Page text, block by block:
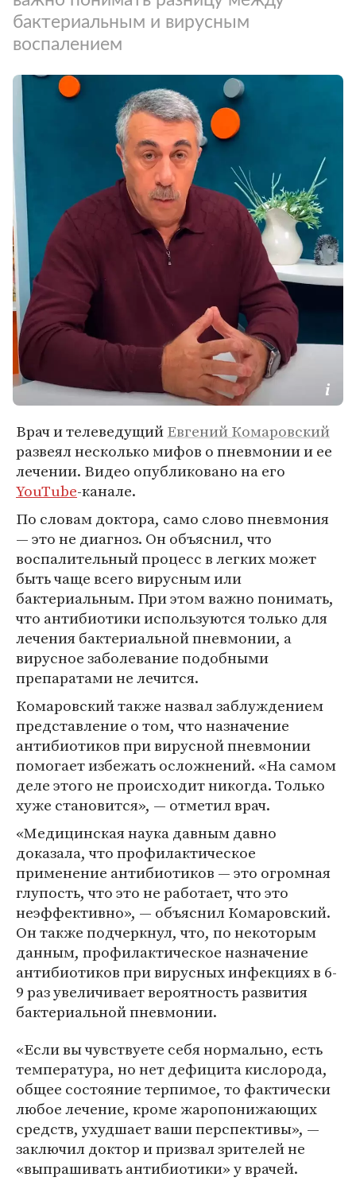
бактериальным и вирусным
воспалением
Врач и телеведущийЕвгений Комаровский
развеял несколько мифов о пневмонии и ее
лечении. Видео опубликовано на его
YouTube-канале.
По словам доктора, само слово пневмония
— это не диагноз. Он объяснил, что
воспалительный процесс в легких может
быть чаще всего вирусным или
бактериальным. При этом важно понимать,
что антибиотики используются только для
лечения бактериальной пневмонии, а
вирусное заболевание подобными
препаратами не лечится.
Комаровский также назвал заблуждением
представление о том, что назначение
антибиотиков при вирусной пневмонии
помогает избежать осложнений. «На самом
деле этого не происходит никогда. Только
хуже становится», — отметил врач.
«Медицинская наука давным давно
доказала, что профилактическое
применение антибиотиков — это огромная
глупость, что это не работает, что это
неэффективно», — объяснил Комаровский.
Он также подчеркнул, что, по некоторым
данным, профилактическое назначение
антибиотиков при вирусных инфекциях в 6-
9 раз увеличивает вероятность развития
бактериальной пневмонии.
«Если вы чувствуете себя нормально, есть
температура, но нет дефицита кислорода,
общее состояние терпимое, то фактически
любое лечение, кроме жаропонижающих
средств, ухудшает ваши перспективы», —
заключил доктор и призвал зрителей не
«выпрашивать антибиотики» у врачей.